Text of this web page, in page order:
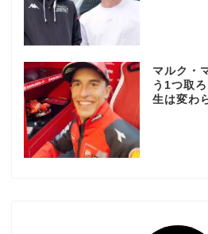
マルク・
う1つ取
生は変わ